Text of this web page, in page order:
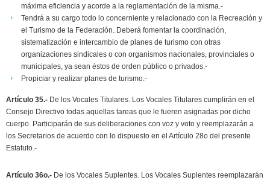
máxima eficiencia y acorde a la reglamentación de la misma.-
Tendrá a su cargo todo lo concerniente y relacionado con la Recreación y
el Turismo de la Federación. Deberá fomentar la coordinación,
sistematización e intercambio de planes de turismo con otras
organizaciones sindicales o con organismos nacionales, provinciales o
municipales, ya sean éstos de orden público o privados.-
Propiciar y realizar planes de turismo.-
Artículo 35.- De los Vocales Titulares. Los Vocales Titulares cumplirán en el
Consejo Directivo todas aquellas tareas que le fueren asignadas por dicho
cuerpo. Participarán de sus deliberaciones con voz y voto y reemplazarán a
los Secretarios de acuerdo con lo dispuesto en el Artículo 28o del presente
Estatuto.-
Artículo 36o.- De los Vocales Suplentes. Los Vocales Suplentes reemplazarán